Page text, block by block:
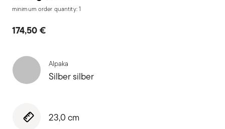
minimum order quantity: 1
174,50 €
Alpaka
Silber silber
23,0 cm